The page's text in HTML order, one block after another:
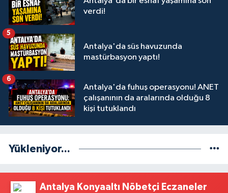
verdi!
Antalya'da süs havuzunda
mastürbasyon yaptı!
5
Antalya'da fuhuş operasyonu! ANET
çalışanının da aralarında olduğu 8
kişi tutuklandı
6
Yükleniyor...
Antalya Konyaaltı Nöbetçi Eczaneler